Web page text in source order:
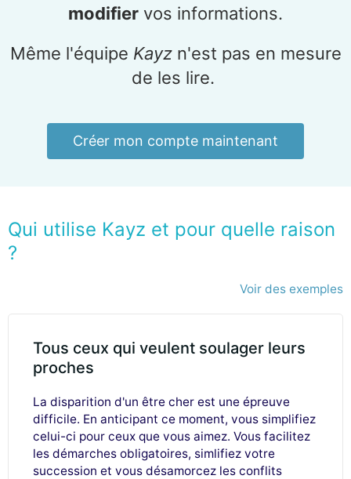
modifier vos informations.
Même l'équipe Kayzn'est pas en mesure
de les lire.
Créer mon compte maintenant
Qui utilise Kayz et pour quelle raison
?
Voir des exemples
Tous ceux qui veulent soulager leurs
proches
La disparition d'un être cher est une épreuve
difficile. En anticipant ce moment, vous simplifiez
celui-ci pour ceux que vous aimez. Vous facilitez
les démarches obligatoires, simlifiez votre
succession et vous désamorcez les conflits